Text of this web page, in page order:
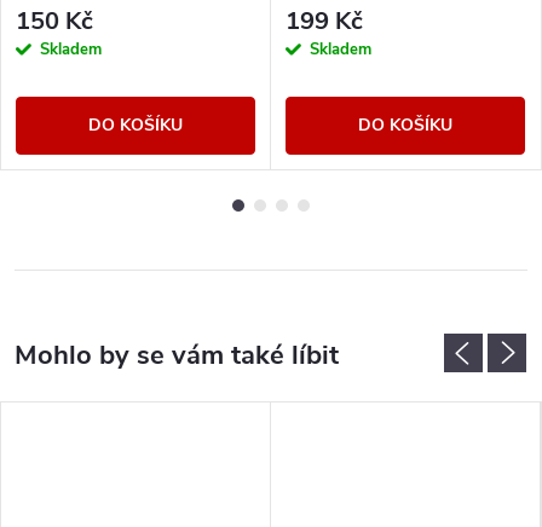
150 Kč
Skladem
DO KOŠÍKU
199 Kč
Skladem
DO KOŠÍKU